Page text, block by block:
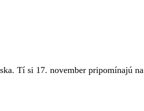
Tí si 17. november pripomínajú na